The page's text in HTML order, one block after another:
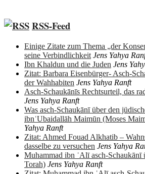
RSS-Feed
Einige Zitate zum Thema „der
seine Verbindlichkeit Jens Yahya
Ibn Khaldun und die Juden Jens
Zitat: Barbara Eisenbürger- Asch-
der Wahhabiten Jens Yahya Ranft
Asch-Schaukānīs Rechtsurteil, das
Jens Yahya Ranft
Was asch-Schaukānī über den
ibnʿUbaidallāh Maimūn (Moses
Yahya Ranft
Zitat: Ahmed Fouad Alkhatib –
dasselbe zu versuchen Jens Yahya
Muhammad ibn ʿAlī asch-Schaukānī
Torah) Jens Yahya Ranft